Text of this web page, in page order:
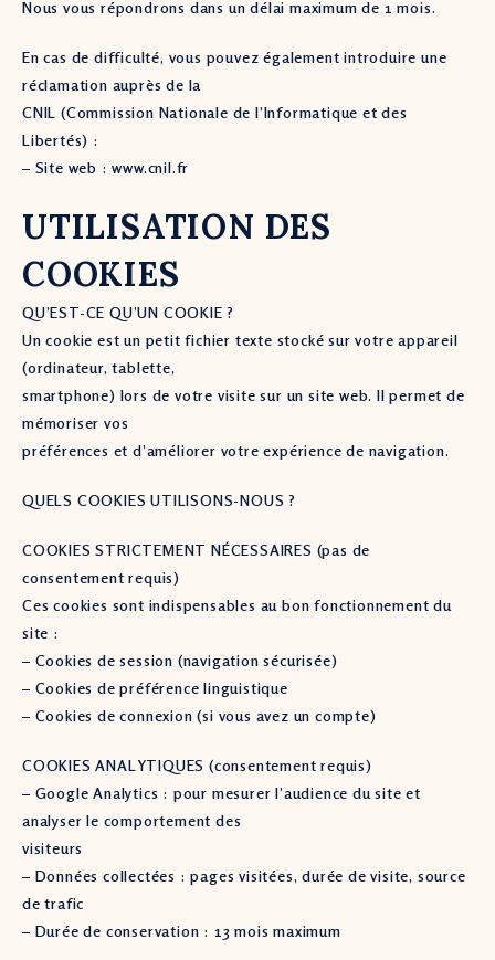
Nous vous répondrons dans un délai maximum de 1 mois.
En cas de difficulté, vous pouvez également introduire une
réclamation auprès de la
CNIL (Commission Nationale de l’Informatique et des
Libertés) :
– Site web : www.cnil.fr
UTILISATION DES
COOKIES
QU’EST-CE QU’UN COOKIE ?
Un cookie est un petit fichier texte stocké sur votre appareil
(ordinateur, tablette,
smartphone) lors de votre visite sur un site web. Il permet de
mémoriser vos
préférences et d’améliorer votre expérience de navigation.
QUELS COOKIES UTILISONS-NOUS ?
COOKIES STRICTEMENT NÉCESSAIRES (pas de
consentement requis)
Ces cookies sont indispensables au bon fonctionnement du
site :
– Cookies de session (navigation sécurisée)
– Cookies de préférence linguistique
– Cookies de connexion (si vous avez un compte)
COOKIES ANALYTIQUES (consentement requis)
– Google Analytics : pour mesurer l’audience du site et
analyser le comportement des
visiteurs
– Données collectées : pages visitées, durée de visite, source
de trafic
– Durée de conservation : 13 mois maximum